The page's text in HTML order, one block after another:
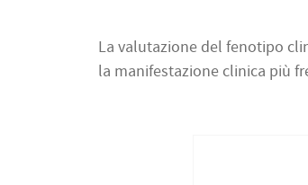
La valutazione del fenotipo
la manifestazione clinica più